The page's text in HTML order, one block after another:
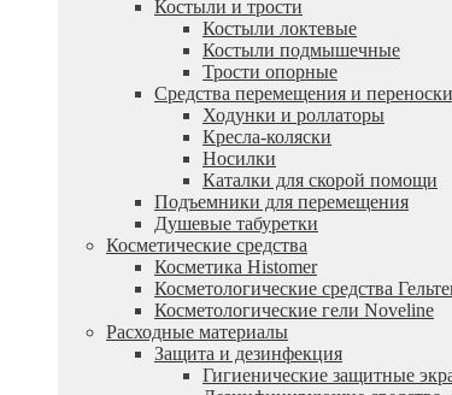
Костыли и трости
Костыли локтевые
Костыли подмышечные
Трости опорные
Средства перемещения и переноски
Ходунки и роллаторы
Кресла-коляски
Носилки
Каталки для скорой помощи
Подъемники для перемещения
Душевые табуретки
Косметические средства
Косметика Histomer
Косметологические средства
Косметологические гели Noveline
Расходные материалы
Защита и дезинфекция
Гигиенические защитные